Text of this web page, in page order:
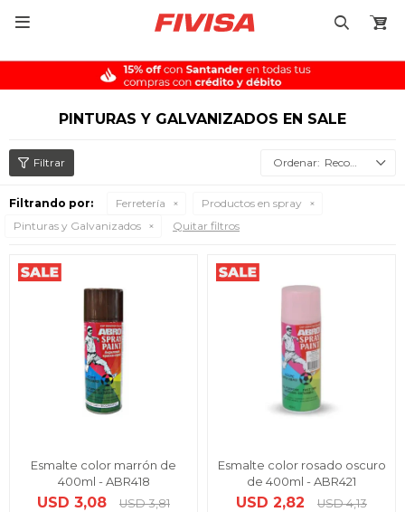

PINTURAS Y GALVANIZADOS EN SALE
Recomendados
Filtrando por: Ferretería
Productos en spray
Pinturas y Galvanizados
Quitar filtros
Esmalte color marrón de
400ml - ABR418
USD 3,08 USD 3,81
Esmalte color rosado oscuro
de 400ml - ABR421
USD 2,82 USD 4,13